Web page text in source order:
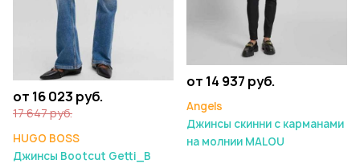
от 16 023 руб.
17 647 руб.
HUGO BOSS
Джинсы Bootcut Getti_B
от 14 937 руб.
Angels
Джинсы скинни с карманами
на молнии MALOU